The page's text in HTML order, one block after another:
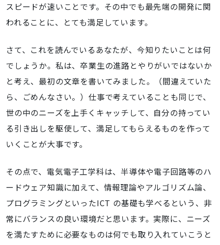
スピードが速いことです。その中でも最先端の開発に関
われることに、とても満足しています。
さて、これを読んでいるあなたが、今知りたいことは何
でしょうか。私は、卒業生の進路とやりがいではないか
と考え、最初の文章を書いてみました。（間違えていた
ら、ごめんなさい。）仕事で考えていることも同じで、
世の中のニーズを上手くキャッチして、自分の持ってい
る引き出しを駆使して、満足してもらえるものを作って
いくことが大事です。
その点で、電気電子工学科は、半導体や電子回路等のハ
ードウェア知識に加えて、情報理論やアルゴリズム論、
プログラミングといったICT の基礎も学べるという、非
常にバランスの良い環境だと思います。実際に、ニーズ
を満たすために必要なものは何でも取り入れていこうと